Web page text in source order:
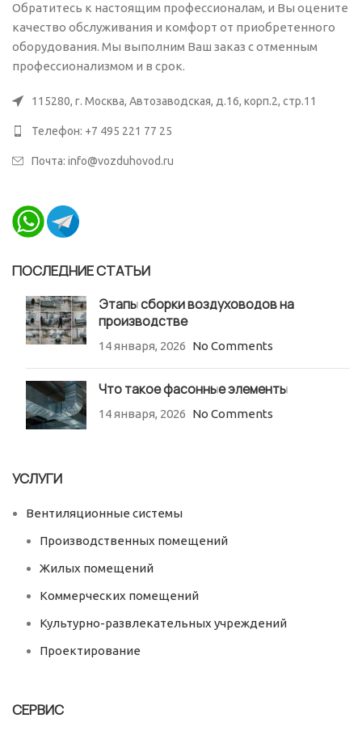
Обратитесь к настоящим профессионалам, и Вы оцените
качество обслуживания и комфорт от приобретенного
оборудования. Мы выполним Ваш заказ с отменным
профессионализмом и в срок.
115280, г. Москва, Автозаводская, д.16, корп.2, стр.11
Телефон: +7 495 221 77 25
Почта: info@vozduhovod.ru
ПОСЛЕДНИЕ СТАТЬИ
Этапы сборки воздуховодов на
производстве
14 января, 2026 No Comments
Что такое фасонные элементы
14 января, 2026 No Comments
УСЛУГИ
Вентиляционные системы
Производственных помещений
Жилых помещений
Коммерческих помещений
Культурно-развлекательных учреждений
Проектирование
СЕРВИС